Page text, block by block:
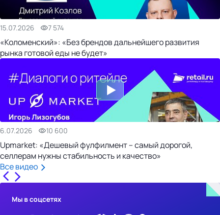
15.07.2026 7 574
«Коломенский»: «Без брендов дальнейшего развития
рынка готовой еды не будет»
6.07.2026 10 600
Upmarket: «Дешевый фулфилмент – самый дорогой,
селлерам нужны стабильность и качество»
Все видео
Мы в соцсетях